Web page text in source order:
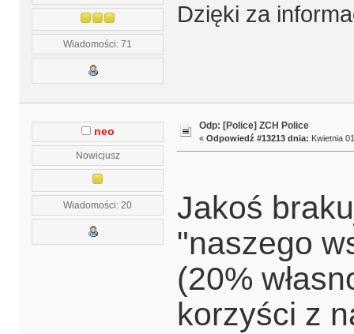
Wiadomości: 71
Dzięki za
neo
Nowicjusz
Wiadomości: 20
Odp: [Police] ZCH Police
« Odpowiedź #13213 dnia: Kwietnia
Jakoś
"naszego
(20%
korzyści z